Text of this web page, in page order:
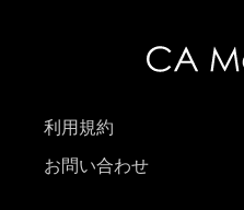
利用規約
お問い合わせ